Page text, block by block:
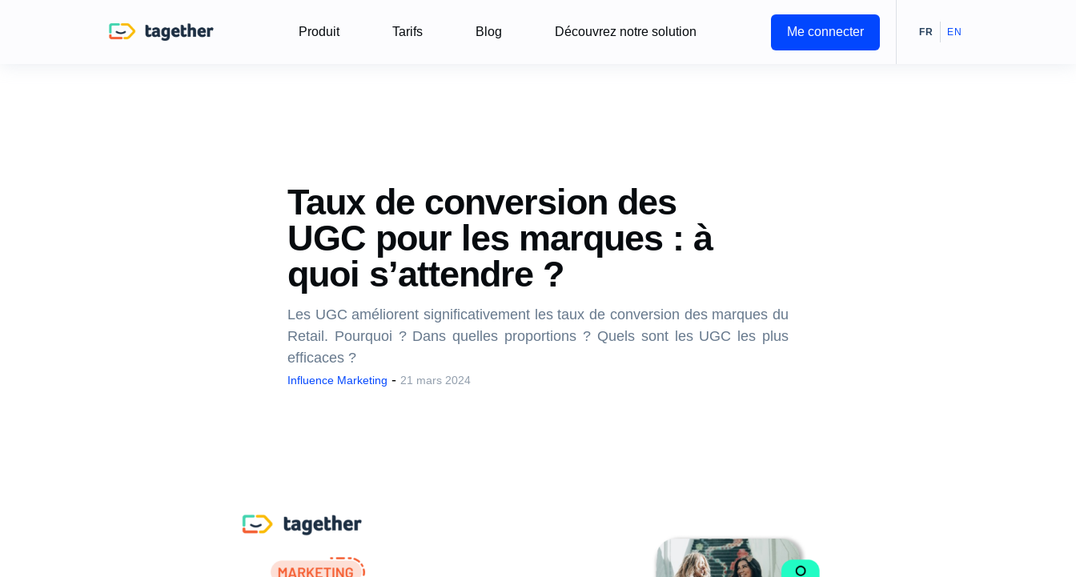
Produit Tarifs Blog Découvrez notre solution Me connecter FR EN
Taux de conversion des
UGC pour les marques : à
quoi s’attendre ?
Les UGC améliorent significativement les taux de conversion des marques du
Retail. Pourquoi ? Dans quelles proportions ? Quels sont les UGC les plus
efficaces ?
Influence Marketing - 21 mars 2024